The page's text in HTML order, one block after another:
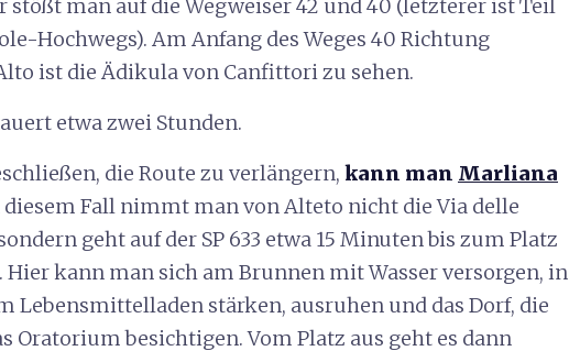
stößt man auf die Wegweiser 42 und 40 (letzterer ist Teil
Hochwegs). Am Anfang des Weges 40 Richtung
ist die Ädikula von Canfittori zu sehen.
etwa zwei Stunden.
die Route zu verlängern, kann man Marliana
diesem Fall nimmt man von Alteto nicht die Via delle
geht auf der SP 633 etwa 15 Minuten bis zum Platz
Hier kann man sich am Brunnen mit Wasser versorgen, in
Lebensmittelladen stärken, ausruhen und das Dorf, die
Oratorium besichtigen. Vom Platz aus geht es dann